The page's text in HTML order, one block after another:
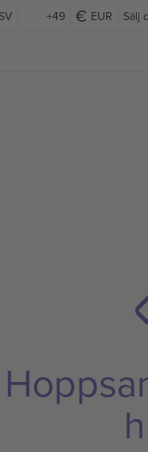
SV +49 EUR Sälj